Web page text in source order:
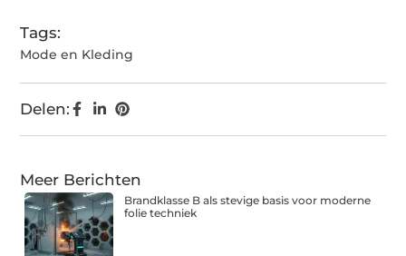
Tags:
Mode en Kleding
Delen:
Meer Berichten
Brandklasse B als stevige basis voor moderne
folie techniek